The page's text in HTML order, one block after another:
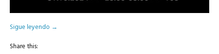
Sigue leyendo →
Share this: